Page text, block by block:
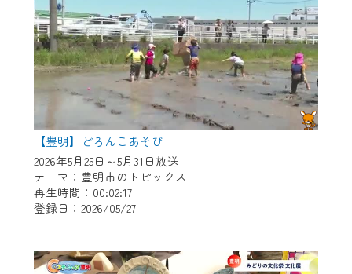
【豊明】どろんこあそび
2026年5月25日～5月31日放送
テーマ：豊明市のトピックス
再生時間：00:02:17
登録日：2026/05/27